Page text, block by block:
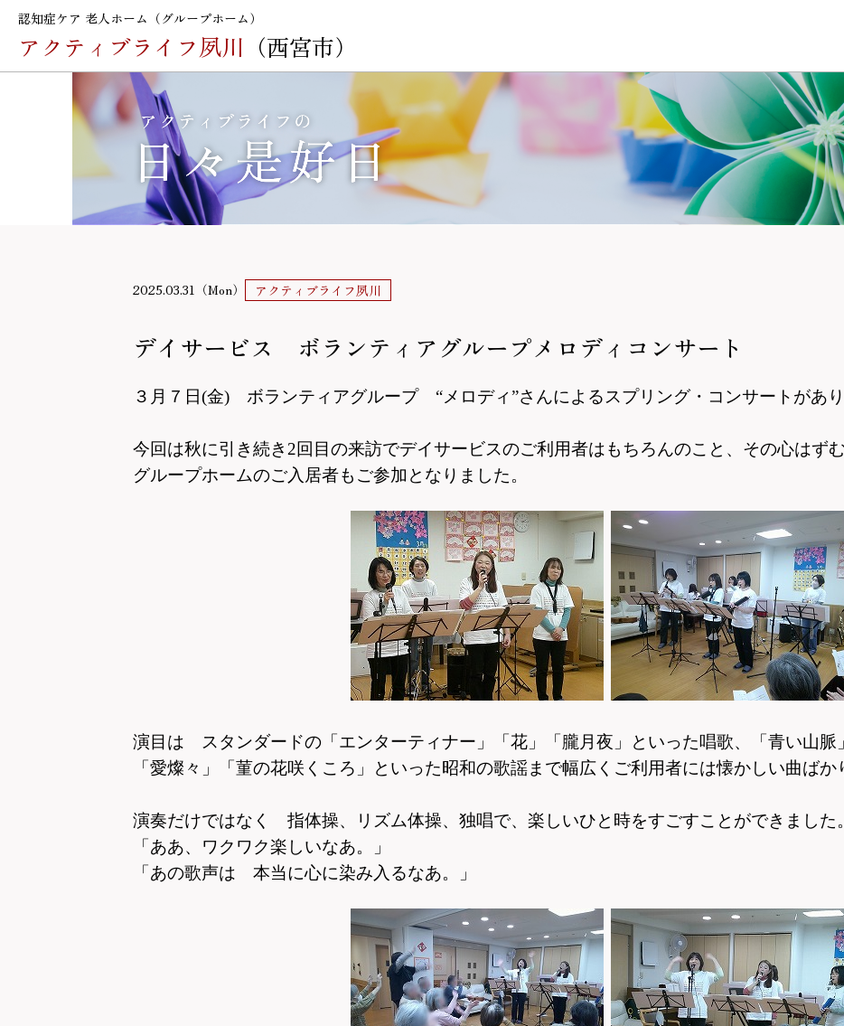
認知症ケア 老人ホーム（グループホーム）
アクティブライフ夙川 （西宮市）
2025.03.31（Mon） アクティブライフ夙川
デイサービス ボランティアグループメロディコンサート
３月７日(金) ボランティアグループ “メロディ”さんによるスプリング・コンサートがあり
今回は秋に引き続き2回目の来訪でデイサービスのご利用者はもちろんのこと、その心はず
グループホームのご入居者もご参加となりました。
演目は スタンダードの「エンターティナー」「花」「朧月夜」といった唱歌、
「青い山脈
「愛燦々」「菫の花咲くころ」といった昭和の歌謡まで幅広くご利用者には懐かしい曲ばか
演奏だけではなく 指体操、リズム体操、独唱で、楽しいひと時をすごすことができました。
「ああ、ワクワク楽しいなあ。」
「あの歌声は 本当に心に染み入るなあ。」